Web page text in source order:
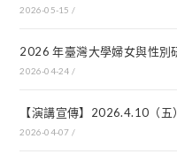
2026-05-15 /
2026 年臺灣大學婦女與性別
2026-04-24 /
【演講宣傳】2026.4.10（
2026-04-07 /